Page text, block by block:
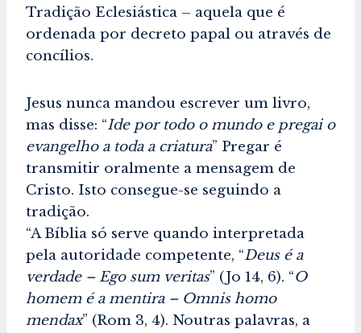
Tradição Eclesiástica – aquela que é
ordenada por decreto papal ou através de
concílios.
Jesus nunca mandou escrever um livro,
mas disse: “Ide por todo o mundo e pregai o
evangelho a toda a criatura” Pregar é
transmitir oralmente a mensagem de
Cristo. Isto consegue-se seguindo a
tradição.
“A Bíblia só serve quando interpretada
pela autoridade competente, “Deus é a
verdade – Ego sum veritas” (Jo 14, 6). “O
homem é a mentira – Omnis homo
mendax” (Rom 3, 4). Noutras palavras, a